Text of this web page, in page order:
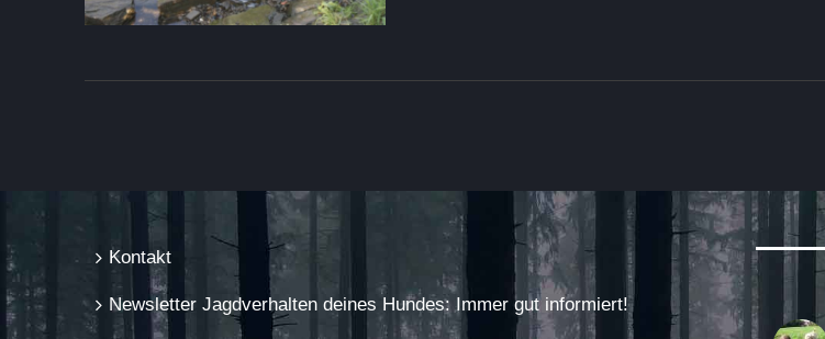
Kontakt
Newsletter Jagdverhalten deines Hundes: Immer gut informiert!